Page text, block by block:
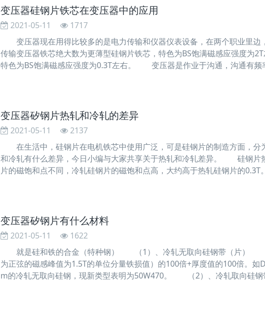
变压器硅钢片铁芯在变压器中的应用
2021-05-11
1717
变压器现在用得比较多的是电力传输和仪器仪表设备，在两个职业里边
传输变压器铁芯绝大数为更薄型硅钢片铁芯，特色为BS饱满磁感应强度为
特色为BS饱满磁感应强度为0.3T左右。 变压器是作业于沟通，沟通有频
变压器矽钢片热轧和冷轧的差异
2021-05-11
2137
在生活中，硅钢片在电机铁芯中使用广泛，可是硅钢片的制造方面，分
和冷轧有什么差异，今日小编与大家共享关于热轧和冷轧差异。 硅钢片
片的磁饱和点不同，冷轧硅钢片的磁饱和点高，大约高于热轧硅钢片的
变压器矽钢片有什么材料
2021-05-11
1622
就是硅和铁的合金（特种钢） （1）、冷轧无取向硅钢带（片） 表
为正弦的磁感峰值为1.5T的单位分量铁损值）的100倍+厚度值的100倍。
m的冷轧无取向硅钢，现新类型表明为50W470。 （2）、冷轧取向硅